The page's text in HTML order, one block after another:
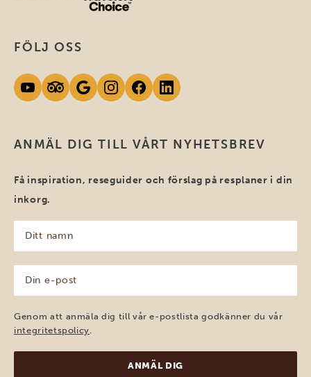
ANMÄL DIG TILL VÅRT NYHETSBREV
Få inspiration, reseguider och förslag på resplaner i din
inkorg.
namn
(Obligatoriskt)
post
(Obligatoriskt)
Genom att anmäla dig till vår e-postlista godkänner du vår
integritetspolicy
FÖLJ OSS